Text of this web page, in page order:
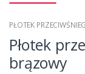
PŁOTEK
Płotek
brązowy